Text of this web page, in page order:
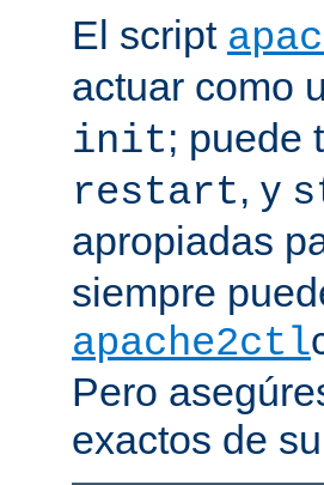
El script
actuar como
init; puede
restart, y
apropiadas
siempre
apache2ctl
Pero
exactos de